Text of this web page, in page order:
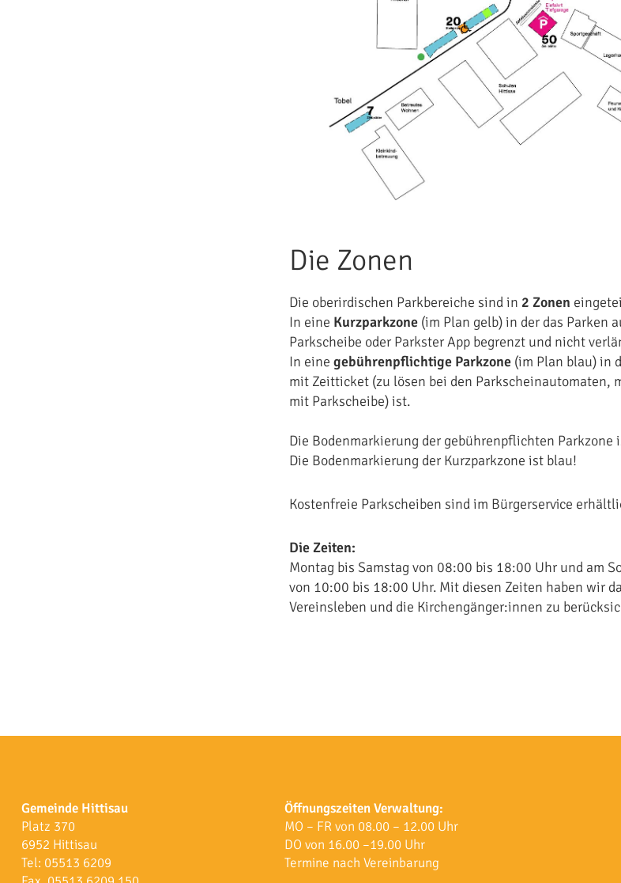
Die Zonen
Die oberirdischen Parkbereiche sind in 2 Zonen
In eine Kurzparkzone(im Plan gelb) in der das Parken
Parkscheibe oder Parkster App begrenzt und nicht
In eine gebührenpflichtige Parkzone(im Plan blau) in
mit Zeitticket (zu lösen bei den Parkscheinautomaten,
mit Parkscheibe) ist.
Die Bodenmarkierung der gebührenpflichten Parkzone
Die Bodenmarkierung der Kurzparkzone ist blau!
Kostenfreie Parkscheiben sind im Bürgerservice
Die Zeiten:
Montag bis Samstag von 08:00 bis 18:00 Uhr und am
von 10:00 bis 18:00 Uhr. Mit diesen Zeiten haben wir
Vereinsleben und die Kirchengänger:innen zu
Gemeinde Hittisau
Platz 370
6952 Hittisau
Tel: 05513 6209
Öffnungszeiten Verwaltung:
MO – FR von 08.00 – 12.00 Uhr
DO von 16.00 –19.00 Uhr
Termine nach Vereinbarung